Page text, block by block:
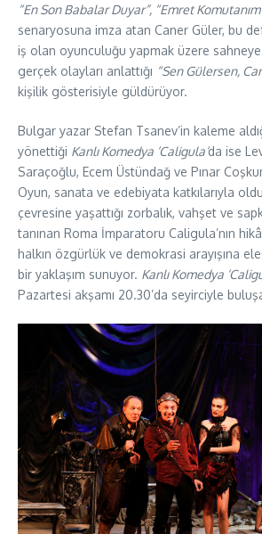
“En Son Babalar Duyar”, “Emret
senaryosuna imza atan Caner Güler, bu
iş olan oyunculuğu yapmak üzere sahneye
gerçek olayları anlattığı “Sen Gülersen,
kişilik gösterisiyle güldürüyor.
Bulgar yazar Stefan Tsanev’in kaleme
yönettiği Kanlı Komedya ‘Caligula’da ise
Saraçoğlu, Ecem Üstündağ ve Pınar
Oyun, sanata ve edebiyata katkılarıyla
çevresine yaşattığı zorbalık, vahşet ve
tanınan Roma İmparatoru Caligula’nın
halkın özgürlük ve demokrasi arayışına
bir yaklaşım sunuyor. Kanlı Komedya
Pazartesi akşamı 20.30’da seyirciyle